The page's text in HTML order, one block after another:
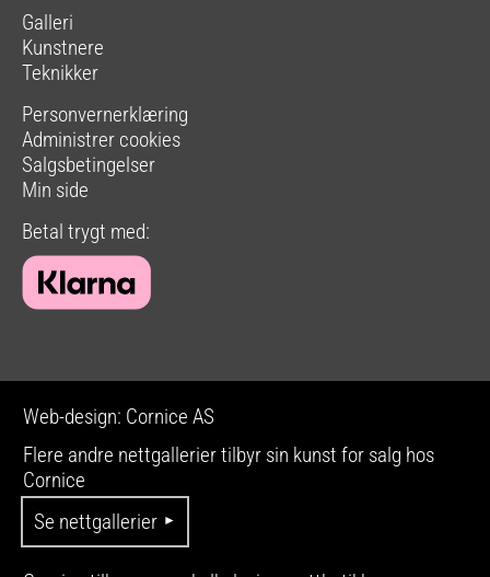
Galleri
Kunstnere
Teknikker
Personvernerklæring
Administrer cookies
Salgsbetingelser
Min side
Betal trygt med:
Web-design: Cornice AS
Flere andre nettgallerier tilbyr sin kunst for salg hos
Cornice
Se nettgallerier